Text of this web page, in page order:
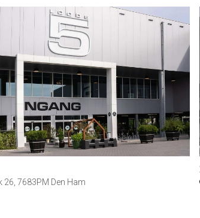
26, 7683PM Den Ham